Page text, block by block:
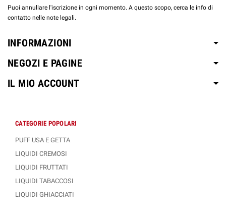
Puoi annullare l'iscrizione in ogni momento. A questo scopo, cerca le info di
contatto nelle note legali.
INFORMAZIONI
NEGOZI E PAGINE
IL MIO ACCOUNT
CATEGORIE POPOLARI
PUFF USA E GETTA
LIQUIDI CREMOSI
LIQUIDI FRUTTATI
LIQUIDI TABACCOSI
LIQUIDI GHIACCIATI